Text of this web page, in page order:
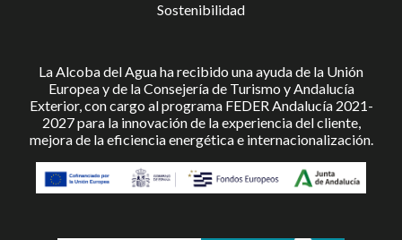
Sostenibilidad
La Alcoba del Agua ha recibido una ayuda de la Unión
Europea y de la Consejería de Turismo y Andalucía
Exterior, con cargo al programa FEDER Andalucía 2021-
2027 para la innovación de la experiencia del cliente,
mejora de la eficiencia energética e internacionalización.